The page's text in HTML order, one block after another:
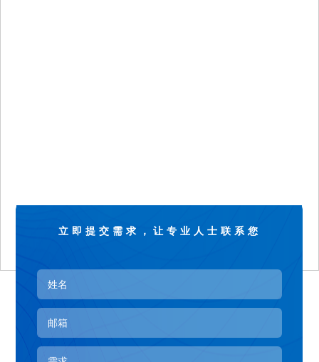
立即提交需求，让专业人士联系您